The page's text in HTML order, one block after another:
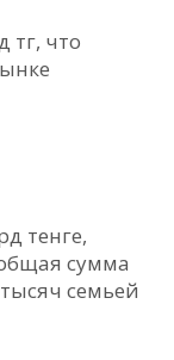
тг, что
тенге,
сумма
семьей